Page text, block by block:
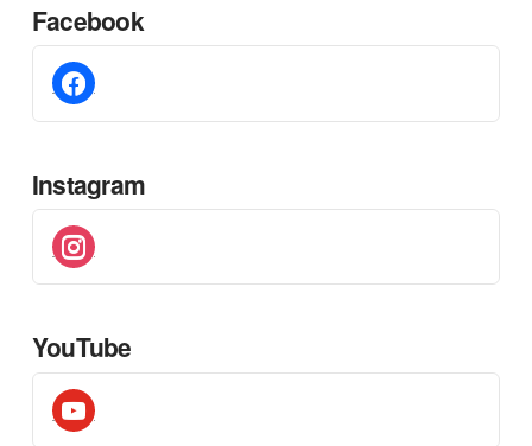
Facebook
facebook
Instagram
instagram
YouTube
youtube